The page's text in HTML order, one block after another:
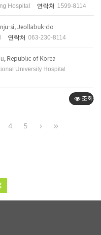
Hospital 연락처 1599-8114
si, Jeollabuk-do
연락처 063-230-8114
Republic of Korea
University Hospital
조회순
4 5